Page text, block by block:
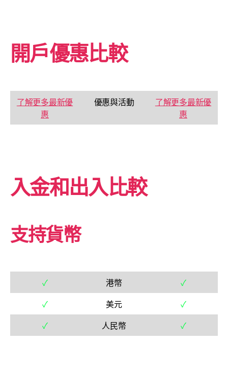
開戶優惠比較
了解更多最新優
惠
優惠與活動
了解更多最新優
惠
入金和出入比較
支持貨幣
✓ 港幣 ✓
✓ 美元 ✓
✓ 人民幣 ✓